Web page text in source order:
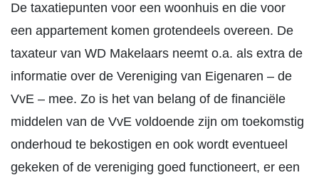
De taxatiepunten voor een woonhuis en die voor
een appartement komen grotendeels overeen. De
taxateur van WD Makelaars neemt o.a. als extra de
informatie over de Vereniging van Eigenaren – de
VvE – mee. Zo is het van belang of de financiële
middelen van de VvE voldoende zijn om toekomstig
onderhoud te bekostigen en ook wordt eventueel
gekeken of de vereniging goed functioneert, er een